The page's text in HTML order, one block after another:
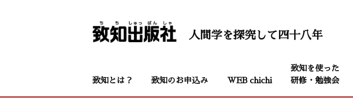
人間学を探究して四十八年
致知とは？ 致知のお申込み WEB chichi
致知を使った
研修・勉強会